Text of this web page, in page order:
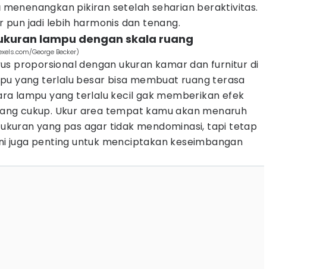
pikiran setelah seharian beraktivitas.
pun jadi lebih harmonis dan tenang.
lampu dengan skala ruang
George Becker)
proporsional dengan ukuran kamar dan furnitur di
yang terlalu besar bisa membuat ruang terasa
lampu yang terlalu kecil gak memberikan efek
cukup. Ukur area tempat kamu akan menaruh
yang pas agar tidak mendominasi, tapi tetap
juga penting untuk menciptakan keseimbangan